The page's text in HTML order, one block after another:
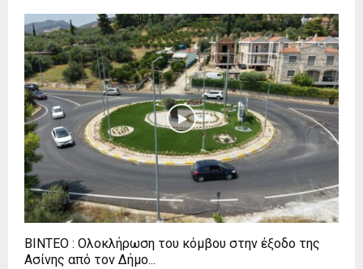
ΒΙΝΤΕΟ : Ολοκλήρωση του κόμβου στην έξοδο της
Ασίνης από τον Δήμο...